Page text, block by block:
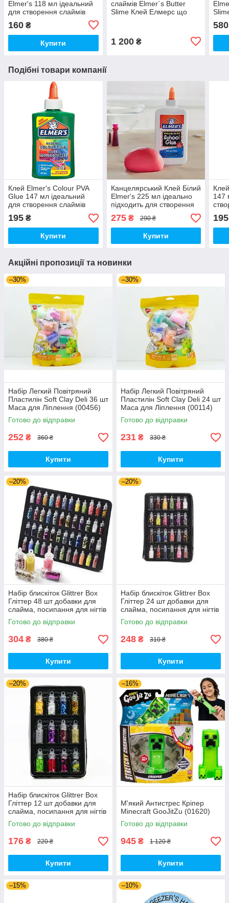
Elmer's 118 мл ідеальний
для створення слаймів
160 ₴
Купити
слаймів Elmer`s Butter
Slime Клей Елмерс що
1 200₴
580
Подібні товари компанії
Клей Elmer's Colour PVA
Glue 147 мл ідеальний
для створення слаймів
Елмерс Зелений (01058)
195 ₴
Купити
Канцелярський Клей Білий
Elmer's 225 мл ідеально
підходить для створення
слаймів Елмерс (00125)
275₴ 290 ₴
Купити
147
195
Акційні пропозиції та новинки
–30%
Набір Легкий Повітряний
Пластилін Soft Clay Deli 36 шт
Маса для Ліплення (00456)
Готово до відправки
252 ₴ 360 ₴
Купити
–30%
Набір Легкий Повітряний
Пластилін Soft Clay Deli 24 шт
Маса для Ліплення (00114)
Готово до відправки
231 ₴ 330 ₴
Купити
–20%
Набір блискіток Glittrer Box
Гліттер 48 шт добавки для
слайма, посипання для нігтів
(00303)
Готово до відправки
304 ₴ 380 ₴
Купити
–20%
Набір блискіток Glittrer Box
Гліттер 24 шт добавки для
слайма, посипання для нігтів
(00766)
Готово до відправки
248 ₴ 310 ₴
Купити
–20%
Набір блискіток Glittrer Box
Гліттер 12 шт добавки для
слайма, посипання для нігтів
(01509)
Готово до відправки
176 ₴ 220 ₴
Купити
–16%
М'який Антистрес Кріпер
Minecraft GooJitZu (01620)
Готово до відправки
945 ₴ 1 120 ₴
Купити
–15% –10%